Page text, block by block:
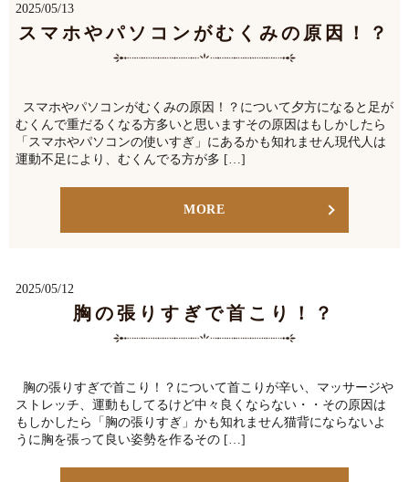
2025/05/13
スマホやパソコンがむくみの原因！？
スマホやパソコンがむくみの原因！？について夕方になると足が
むくんで重だるくなる方多いと思いますその原因はもしかしたら
「スマホやパソコンの使いすぎ」にあるかも知れません現代人は
運動不足により、むくんでる方が多 […]
MORE
2025/05/12
胸の張りすぎで首こり！？
胸の張りすぎで首こり！？について首こりが辛い、マッサージや
ストレッチ、運動もしてるけど中々良くならない・・その原因は
もしかしたら「胸の張りすぎ」かも知れません猫背にならないよ
うに胸を張って良い姿勢を作るその […]